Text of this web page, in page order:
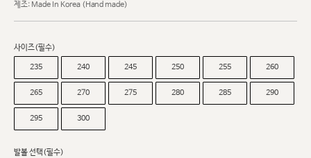
제조: Made In Korea (Hand made)
사이즈(필수)
235 240 245 250 255 260
265 270 275 280 285 290
295 300
발볼 선택(필수)